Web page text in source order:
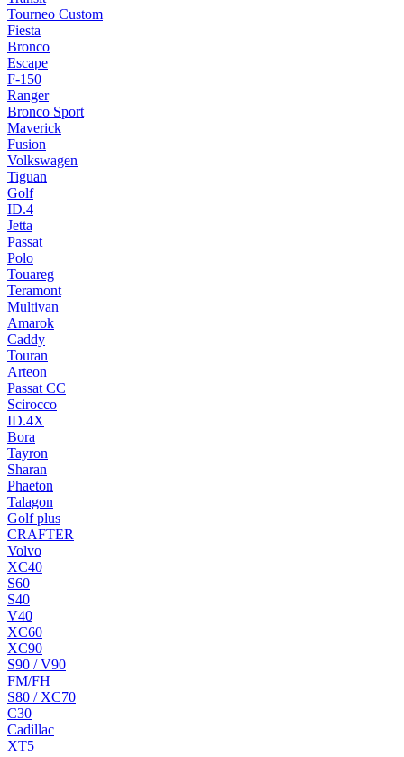
Tourneo Custom
Fiesta
Bronco
Escape
F-150
Ranger
Bronco Sport
Maverick
Fusion
Volkswagen
Tiguan
Golf
ID.4
Jetta
Passat
Polo
Touareg
Teramont
Multivan
Amarok
Caddy
Touran
Arteon
Passat CC
Scirocco
ID.4X
Bora
Tayron
Sharan
Phaeton
Talagon
Golf plus
CRAFTER
Volvo
XC40
S60
S40
V40
XC60
XC90
S90 / V90
FM/FH
S80 / XC70
C30
Cadillac
XT5